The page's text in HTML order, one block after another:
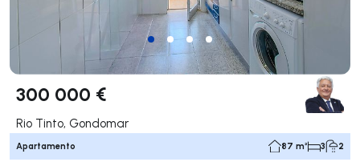
300 000 €
Rio Tinto, Gondomar
Apartamento 87 m² 3 2